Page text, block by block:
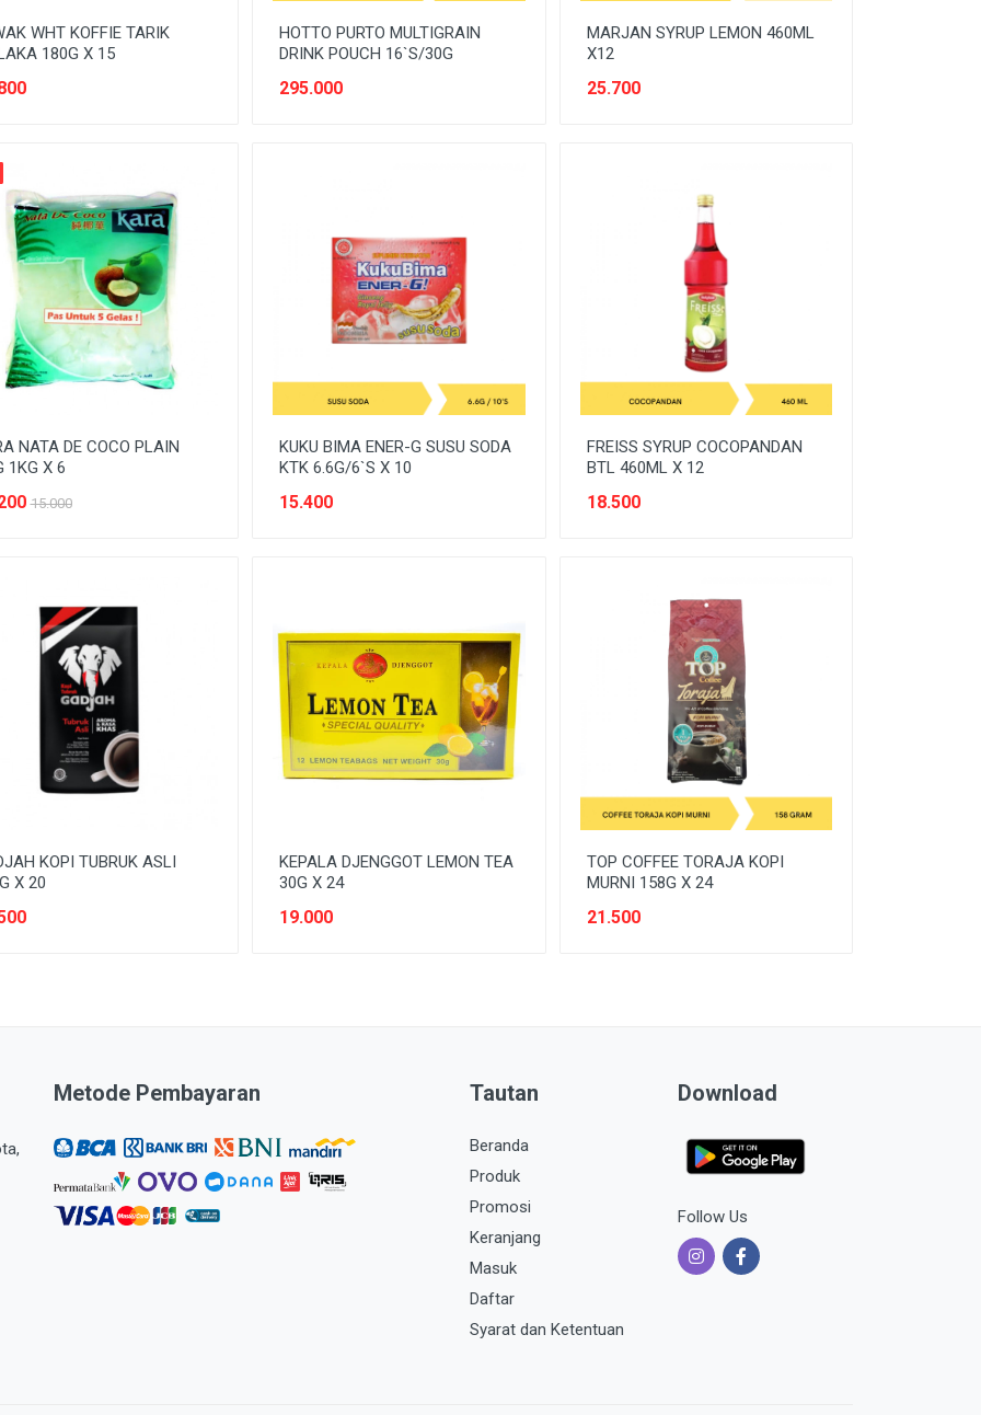
WHT KOFFIE TARIK
180G X 15
HOTTO PURTO MULTIGRAIN
DRINK POUCH 16`S/30G
295.000
MARJAN SYRUP LEMON 460ML
X12
25.700
NATA DE COCO PLAIN
1KG X 6
15.000
KUKU BIMA ENER-G SUSU SODA
KTK 6.6G/6`S X 10
15.400
FREISS SYRUP COCOPANDAN
BTL 460ML X 12
18.500
KOPI TUBRUK ASLI
X 20
KEPALA DJENGGOT LEMON TEA
30G X 24
19.000
TOP COFFEE TORAJA KOPI
MURNI 158G X 24
21.500
Metode Pembayaran Tautan
Beranda
Produk
Promosi
Keranjang
Masuk
Daftar
Syarat dan Ketentuan
Download
Follow Us